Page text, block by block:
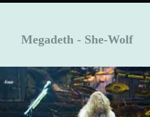
Megadeth - She-Wolf